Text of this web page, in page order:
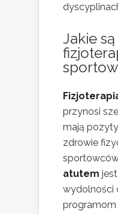
Jakie
przynosi
mają
zdrowie
atutem
wydolności